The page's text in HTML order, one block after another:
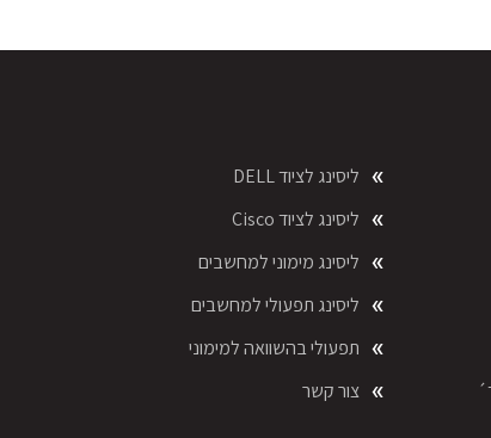
ליסינג לציוד DELL
ליסינג לציוד Cisco
ליסינג מימוני למחשבים
ליסינג תפעולי למחשבים
תפעולי בהשוואה למימוני
צור קשר